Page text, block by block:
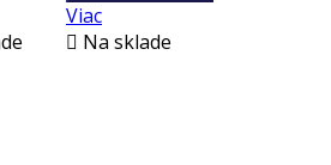
Viac
 Na sklade